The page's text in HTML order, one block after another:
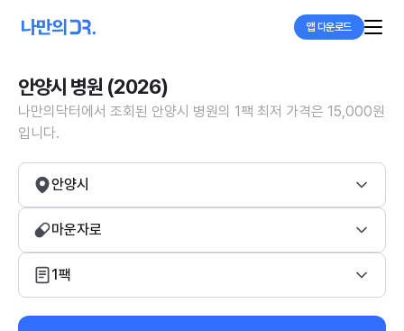
앱 다운로드
안양시 병원 (2026)
나만의닥터에서 조회된 안양시 병원의 1팩 최저 가격은 15,000원
입니다.
안양시
마운자로
1팩